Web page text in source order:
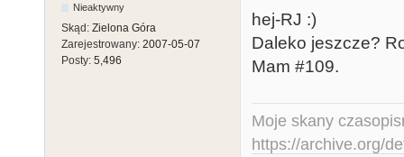
Nieaktywny
Skąd: Zielona Góra
Zarejestrowany: 2007-05-07
Posty: 5,496
hej-RJ :)
Daleko jeszcze?
Mam #109.
Moje skany
https://archive.org/